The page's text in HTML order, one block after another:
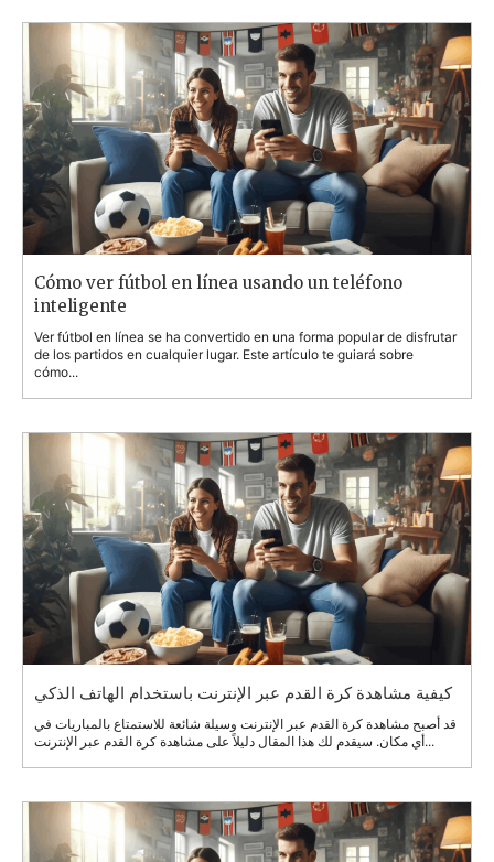
Cómo ver fútbol en línea usando un teléfono
inteligente
Ver fútbol en línea se ha convertido en una forma popular de disfrutar
de los partidos en cualquier lugar. Este artículo te guiará sobre
cómo...
كيفية مشاهدة كرة القدم عبر الإنترنت باستخدام الهاتف الذكي
قد أصبح مشاهدة كرة القدم عبر الإنترنت وسيلة شائعة للاستمتاع بالمباريات في
أي مكان. سيقدم لك هذا المقال دليلاً على مشاهدة كرة القدم عبر الإنترنت...